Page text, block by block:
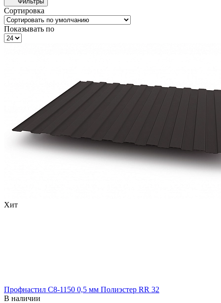
Сортировка
Показывать по
Хит
Профнастил С8-1150 0,5 мм Полиэстер RR 32
В наличии